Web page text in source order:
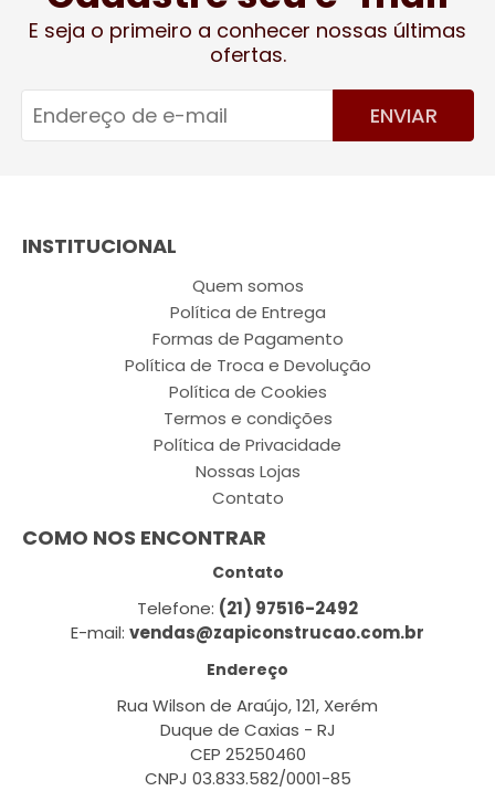
E seja o primeiro a conhecer nossas últimas
ofertas.
ENVIAR
INSTITUCIONAL
Quem somos
Política de Entrega
Formas de Pagamento
Política de Troca e Devolução
Política de Cookies
Termos e condições
Política de Privacidade
Nossas Lojas
Contato
COMO NOS ENCONTRAR
Contato
Telefone: (21) 97516-2492
E-mail: vendas@zapiconstrucao.com.br
Endereço
Rua Wilson de Araújo, 121, Xerém
Duque de Caxias - RJ
CEP 25250460
CNPJ 03.833.582/0001-85